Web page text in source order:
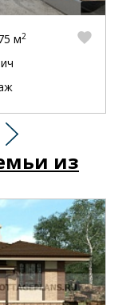
Следующий
м2
из